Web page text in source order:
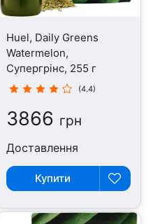
Huel, Daily Greens
Watermelon,
Супергрінс, 255 г
(4.4)
3866 грн
Доставлення
Купити